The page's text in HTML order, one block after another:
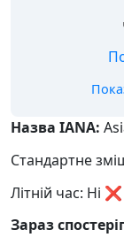
Назва IANA:
Стандартне
Літній час: Ні ❌
Зараз